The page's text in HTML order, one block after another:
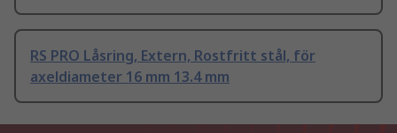
RS PRO Låsring, Extern, Rostfritt stål, för
axeldiameter 16 mm 13.4 mm